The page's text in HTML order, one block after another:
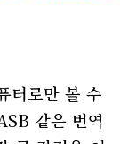
터로만 볼 수
같은 번역